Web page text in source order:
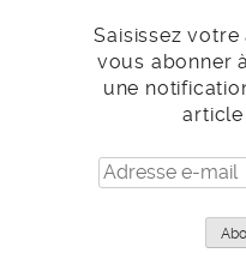
Saisissez
vous abonner
une
Adresse
e-